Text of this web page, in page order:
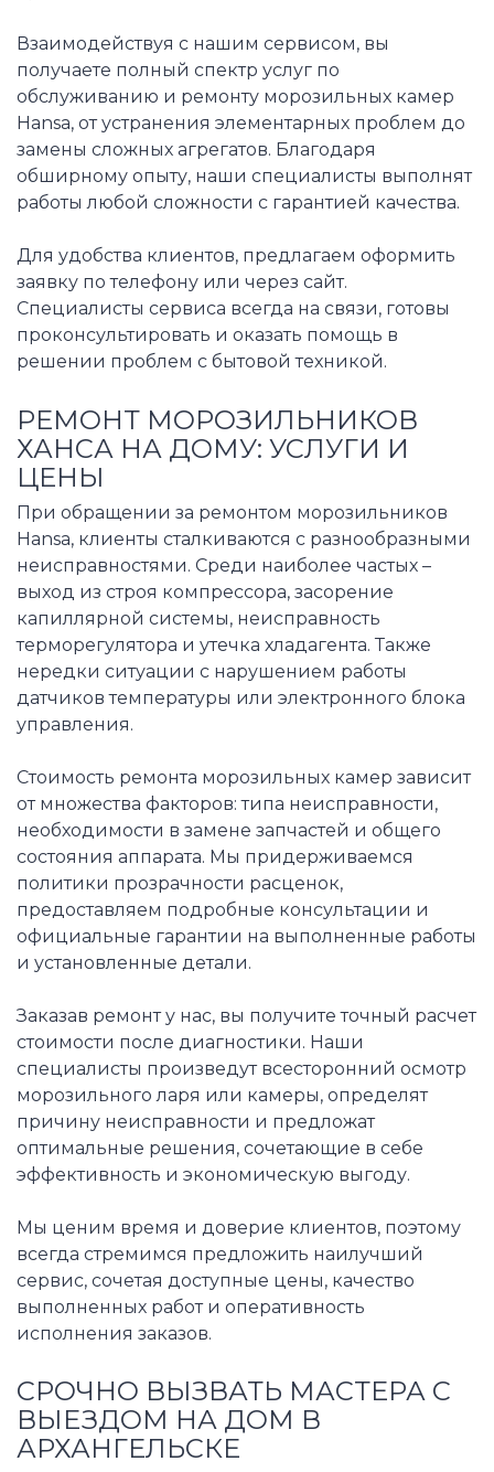
Взаимодействуя с нашим сервисом, вы
получаете полный спектр услуг по
обслуживанию и ремонту морозильных камер
Hansa, от устранения элементарных проблем до
замены сложных агрегатов. Благодаря
обширному опыту, наши специалисты выполнят
работы любой сложности с гарантией качества.
Для удобства клиентов, предлагаем оформить
заявку по телефону или через сайт.
Специалисты сервиса всегда на связи, готовы
проконсультировать и оказать помощь в
решении проблем с бытовой техникой.
РЕМОНТ МОРОЗИЛЬНИКОВ
ХАНСА НА ДОМУ: УСЛУГИ И
ЦЕНЫ
При обращении за ремонтом морозильников
Hansa, клиенты сталкиваются с разнообразными
неисправностями. Среди наиболее частых –
выход из строя компрессора, засорение
капиллярной системы, неисправность
терморегулятора и утечка хладагента. Также
нередки ситуации с нарушением работы
датчиков температуры или электронного блока
управления.
Стоимость ремонта морозильных камер зависит
от множества факторов: типа неисправности,
необходимости в замене запчастей и общего
состояния аппарата. Мы придерживаемся
политики прозрачности расценок,
предоставляем подробные консультации и
официальные гарантии на выполненные работы
и установленные детали.
Заказав ремонт у нас, вы получите точный расчет
стоимости после диагностики. Наши
специалисты произведут всесторонний осмотр
морозильного ларя или камеры, определят
причину неисправности и предложат
оптимальные решения, сочетающие в себе
эффективность и экономическую выгоду.
Мы ценим время и доверие клиентов, поэтому
всегда стремимся предложить наилучший
сервис, сочетая доступные цены, качество
выполненных работ и оперативность
исполнения заказов.
СРОЧНО ВЫЗВАТЬ МАСТЕРА С
ВЫЕЗДОМ НА ДОМ В
АРХАНГЕЛЬСКЕ